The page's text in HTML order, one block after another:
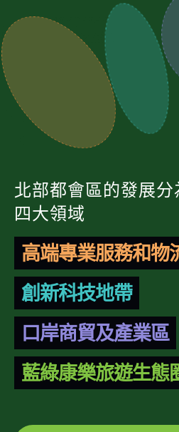
北部都會區的發展分
四大領域
高端專業服務和物
創新科技地帶
口岸商貿及產業區
藍綠康樂旅遊生態